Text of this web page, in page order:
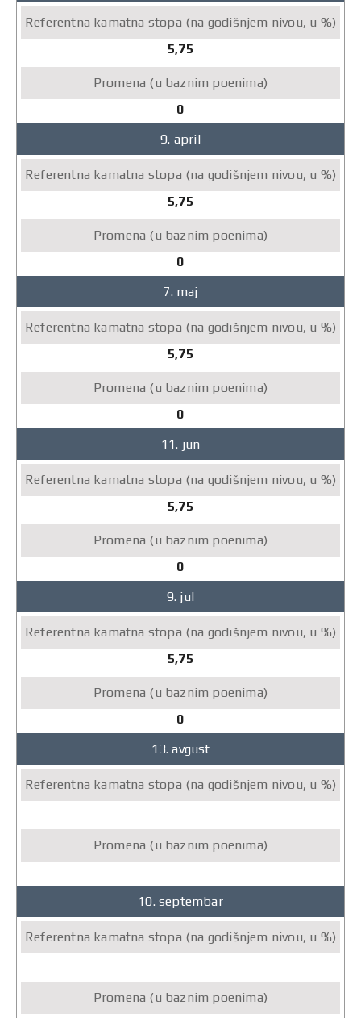
%)
Promena
poenima)
5,75
0
9. april
5,75
0
7. maj
5,75
0
11. jun
5,75
0
9. jul
5,75
0
13. avgust
10. septembar